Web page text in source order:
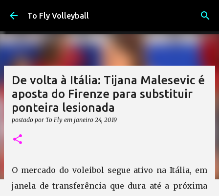
Pular para o conteúdo principal
To Fly Volleyball
De volta à Itália: Tijana Malesevic é
aposta do Firenze para substituir
ponteira lesionada
postado por To Fly em janeiro 24, 2019
O mercado do voleibol segue ativo na Itália, em
janela de transferência que dura até a próxima